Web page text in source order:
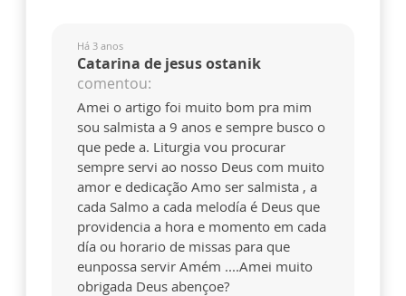
Há 3 anos
Catarina de jesus ostanik
comentou:
Amei o artigo foi muito bom pra mim
sou salmista a 9 anos e sempre busco o
que pede a. Liturgia vou procurar
sempre servi ao nosso Deus com muito
amor e dedicação Amo ser salmista , a
cada Salmo a cada melodía é Deus que
providencia a hora e momento em cada
día ou horario de missas para que
eunpossa servir Amém ....Amei muito
obrigada Deus abençoe?